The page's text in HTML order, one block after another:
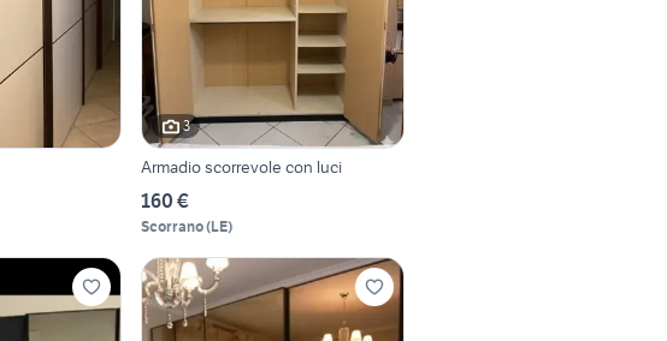
3
Armadio scorrevole con luci
160 €
Scorrano(LE)